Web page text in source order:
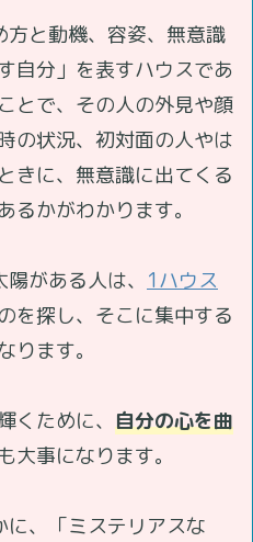
方と動機、容姿、無意識
自分」を表すハウスであ
とで、その人の外見や顔
の状況、初対面の人やは
きに、無意識に出てくる
るかがわかります。
がある人は、 1ハウス
を探し、そこに集中する
ります。
くために、 自分の心を曲
大事になります。
、「ミステリアスな